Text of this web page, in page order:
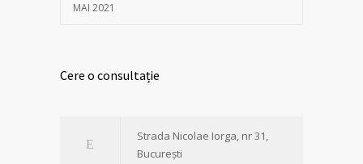
MAI 2021
Cere o consultație
Strada Nicolae Iorga, nr 31,
București